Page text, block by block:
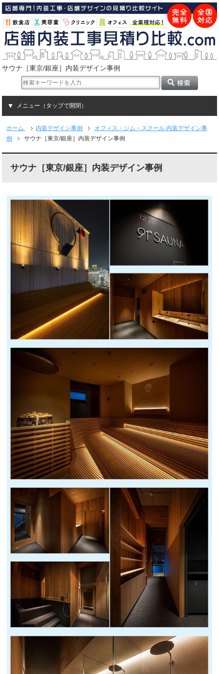
サウナ［東京/銀座］内装デザイン事例
メニュー（タップで開閉）
ホーム 内装デザイン事例
オフィス・ジム・スクール 内装デザイン事
例
サウナ［東京/銀座］内装デザイン事例
サウナ［東京/銀座］内装デザイン事例